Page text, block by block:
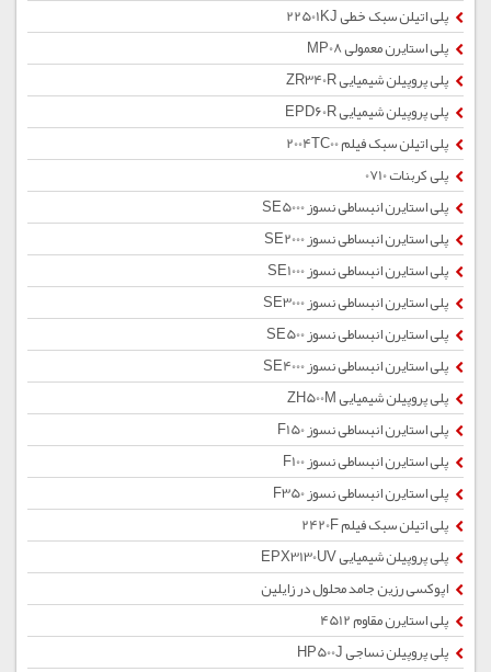
پلی اتیلن سبک خطی 22501KJ
پلی استایرن معمولی MP08
پلی پروپیلن شیمیایی ZR340R
پلی پروپیلن شیمیایی EPD60R
پلی اتیلن سبک فیلم 2004TC00
پلی کربنات 0710
پلی استایرن انبساطی نسوز SE5000
پلی استایرن انبساطی نسوز SE2000
پلی استایرن انبساطی نسوز SE1000
پلی استایرن انبساطی نسوز SE3000
پلی استایرن انبساطی نسوز SE500
پلی استایرن انبساطی نسوز SE4000
پلی پروپیلن شیمیایی ZH500M
پلی استایرن انبساطی نسوز F150
پلی استایرن انبساطی نسوز F100
پلی استایرن انبساطی نسوز F350
پلی اتیلن سبک فیلم 2420F
پلی پروپیلن شیمیایی EPX3130UV
اپوکسی رزین جامد محلول در زایلین
پلی استایرن مقاوم 4512
پلی پروپیلن نساجی HP500J